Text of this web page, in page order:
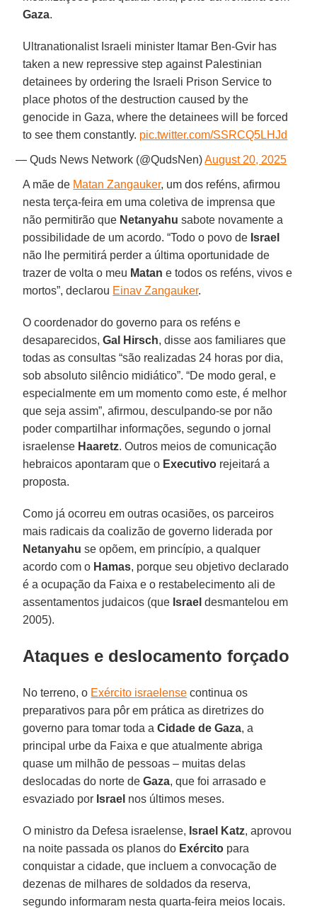
Gaza.
Ultranationalist Israeli minister Itamar Ben-Gvir has
taken a new repressive step against Palestinian
detainees by ordering the Israeli Prison Service to
place photos of the destruction caused by the
genocide in Gaza, where the detainees will be forced
to see them constantly. pic.twitter.com/SSRCQ5LHJd
— Quds News Network (@QudsNen)August 20, 2025
A mãe de Matan Zangauker, um dos reféns, afirmou
nesta terça-feira em uma coletiva de imprensa que
não permitirão que Netanyahu sabote novamente a
possibilidade de um acordo. “Todo o povo de Israel
não lhe permitirá perder a última oportunidade de
trazer de volta o meu Matan e todos os reféns, vivos e
mortos”, declarou Einav Zangauker.
O coordenador do governo para os reféns e
desaparecidos,Gal Hirsch, disse aos familiares que
todas as consultas “são realizadas 24 horas por dia,
sob absoluto silêncio midiático”. “De modo geral, e
especialmente em um momento como este, é melhor
que seja assim”, afirmou, desculpando-se por não
poder compartilhar informações, segundo o jornal
israelense Haaretz. Outros meios de comunicação
hebraicos apontaram que o Executivo rejeitará a
proposta.
Como já ocorreu em outras ocasiões, os parceiros
mais radicais da coalizão de governo liderada por
Netanyahu se opõem, em princípio, a qualquer
acordo com o Hamas, porque seu objetivo declarado
é a ocupação da Faixa e o restabelecimento ali de
assentamentos judaicos (que Israel desmantelou em
2005).
Ataques e deslocamento forçado
No terreno, o Exército israelense continua os
preparativos para pôr em prática as diretrizes do
governo para tomar toda aCidade de Gaza, a
principal urbe da Faixa e que atualmente abriga
quase um milhão de pessoas – muitas delas
deslocadas do norte deGaza, que foi arrasado e
esvaziado por Israel nos últimos meses.
O ministro da Defesa israelense, Israel Katz, aprovou
na noite passada os planos do Exército para
conquistar a cidade, que incluem a convocação de
dezenas de milhares de soldados da reserva,
segundo informaram nesta quarta-feira meios locais.